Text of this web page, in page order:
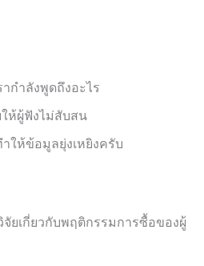
กำลังพูดถึงอะไร
ห้ผู้ฟังไม่สับสน
ให้ข้อมูลยุ่งเหยิงครับ
ยเกี่ยวกับพฤติกรรมการซื้อของผู้